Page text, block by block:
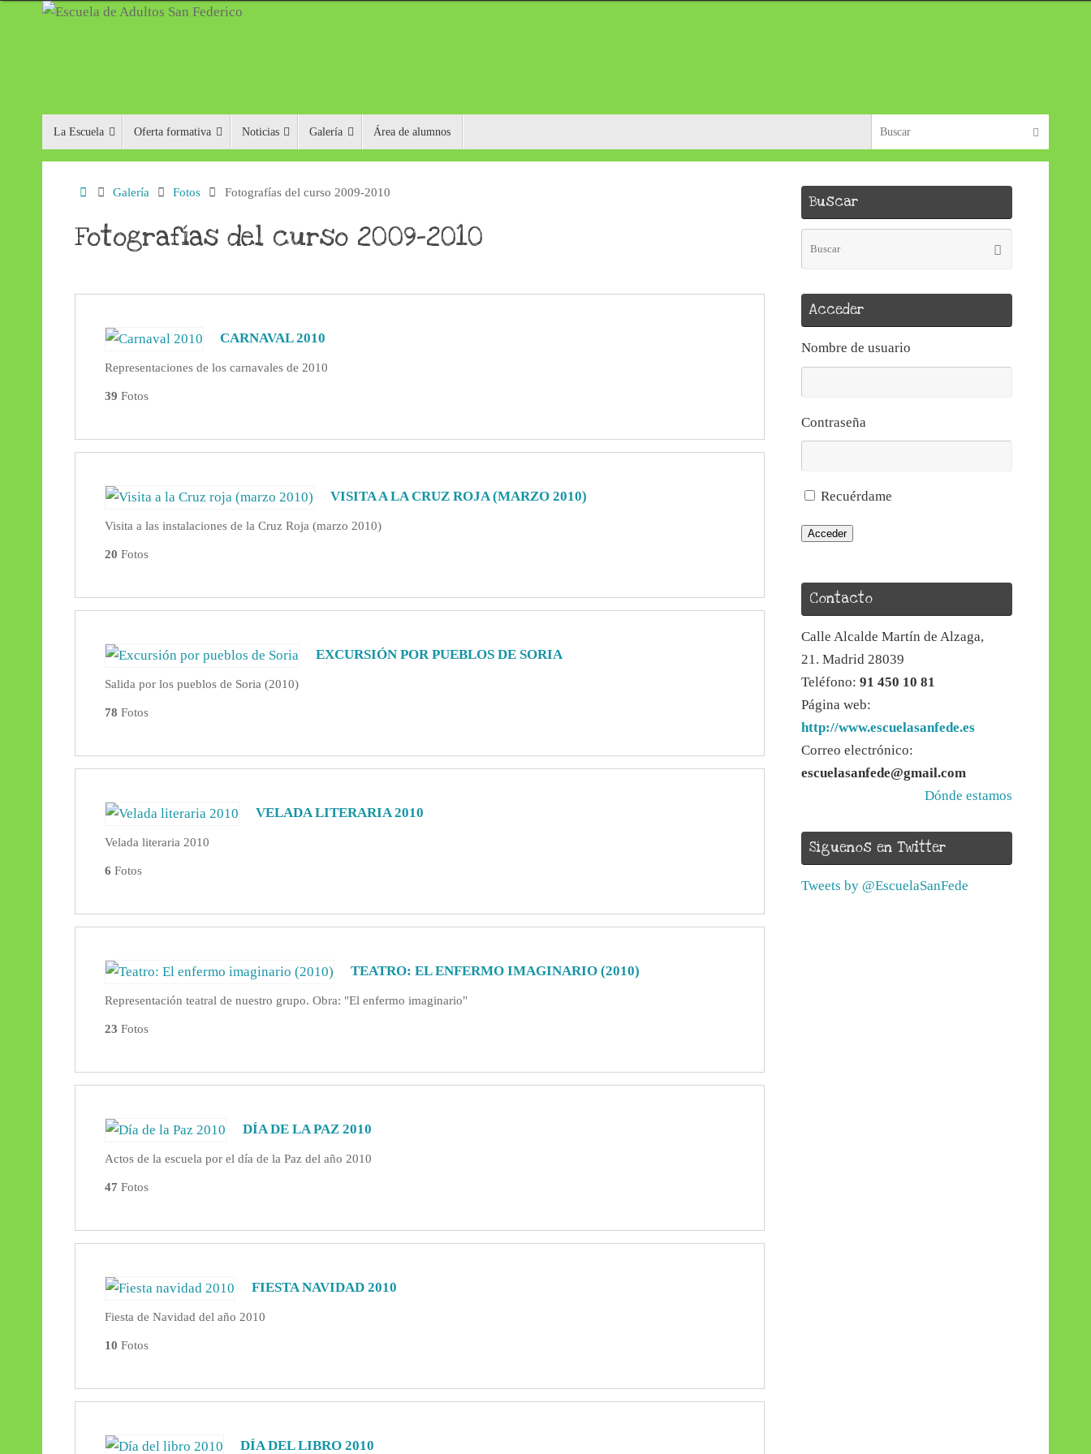
La Escuela Oferta formativa Noticias Galería Área de alumnos Buscar
InicioGalería Fotos Fotografías del curso 2009-2010
Fotografías del curso 2009-2010
CARNAVAL 2010
Representaciones de los carnavales de 2010
39 Fotos
VISITA A LA CRUZ ROJA (MARZO 2010)
Visita a las instalaciones de la Cruz Roja (marzo 2010)
20 Fotos
EXCURSIÓN POR PUEBLOS DE SORIA
Salida por los pueblos de Soria (2010)
78 Fotos
VELADA LITERARIA 2010
Velada literaria 2010
6 Fotos
TEATRO: EL ENFERMO IMAGINARIO (2010)
Representación teatral de nuestro grupo. Obra: "El enfermo imaginario"
23 Fotos
DÍA DE LA PAZ 2010
Actos de la escuela por el día de la Paz del año 2010
47 Fotos
FIESTA NAVIDAD 2010
Fiesta de Navidad del año 2010
10 Fotos
DÍA DEL LIBRO 2010
Buscar
Buscar
Acceder
Nombre de usuario
Contraseña
Recuérdame
Acceder
Contacto
Calle Alcalde Martín de Alzaga,
21. Madrid 28039
Teléfono: 91 450 10 81
Página web:
http://www.escuelasanfede.es
Correo electrónico:
escuelasanfede@gmail.com
Dónde estamos
Síguenos en Twitter
Tweets by @EscuelaSanFede